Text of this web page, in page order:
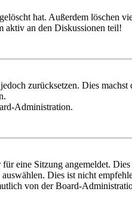
hat. Außerdem löschen
aktiv an den Diskussionen teil!
zurücksetzen. Dies
Administration.
eine Sitzung angemeldet.
Dies ist nicht
von der Board-